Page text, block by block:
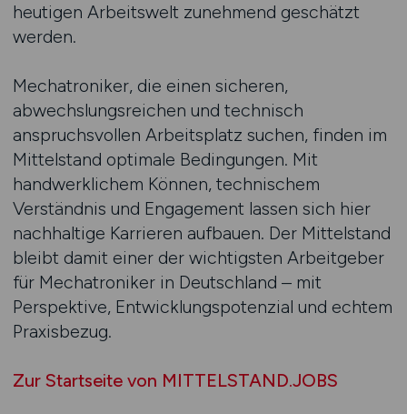
heutigen Arbeitswelt zunehmend geschätzt
werden.
Mechatroniker, die einen sicheren,
abwechslungsreichen und technisch
anspruchsvollen Arbeitsplatz suchen, finden im
Mittelstand optimale Bedingungen. Mit
handwerklichem Können, technischem
Verständnis und Engagement lassen sich hier
nachhaltige Karrieren aufbauen. Der Mittelstand
bleibt damit einer der wichtigsten Arbeitgeber
für Mechatroniker in Deutschland – mit
Perspektive, Entwicklungspotenzial und echtem
Praxisbezug.
Zur Startseite von MITTELSTAND.JOBS